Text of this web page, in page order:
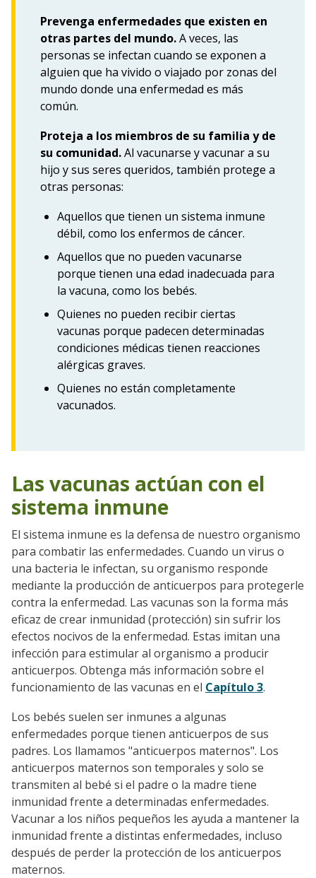
Prevenga enfermedades que existen en
otras partes del mundo.A veces, las
personas se infectan cuando se exponen a
alguien que ha vivido o viajado por zonas del
mundo donde una enfermedad es más
común.
Proteja a los miembros de su familia y de
su comunidad.Al vacunarse y vacunar a su
hijo y sus seres queridos, también protege a
otras personas:
Aquellos que tienen un sistema inmune
débil, como los enfermos de cáncer.
Aquellos que no pueden vacunarse
porque tienen una edad inadecuada para
la vacuna, como los bebés.
Quienes no pueden recibir ciertas
vacunas porque padecen determinadas
condiciones médicas tienen reacciones
alérgicas graves.
Quienes no están completamente
vacunados.
Las vacunas actúan con el
sistema inmune
Go to sidebar nav
El sistema inmune es la defensa de nuestro organismo
para combatir las enfermedades. Cuando un virus o
una bacteria le infectan, su organismo responde
mediante la producción de anticuerpos para protegerle
contra la enfermedad. Las vacunas son la forma más
eficaz de crear inmunidad (protección) sin sufrir los
efectos nocivos de la enfermedad. Estas imitan una
infección para estimular al organismo a producir
anticuerpos. Obtenga más información sobre el
funcionamiento de las vacunas en el Capítulo 3.
Los bebés suelen ser inmunes a algunas
enfermedades porque tienen anticuerpos de sus
padres. Los llamamos "anticuerpos maternos". Los
anticuerpos maternos son temporales y solo se
transmiten al bebé si el padre o la madre tiene
inmunidad frente a determinadas enfermedades.
Vacunar a los niños pequeños les ayuda a mantener la
inmunidad frente a distintas enfermedades, incluso
después de perder la protección de los anticuerpos
maternos.